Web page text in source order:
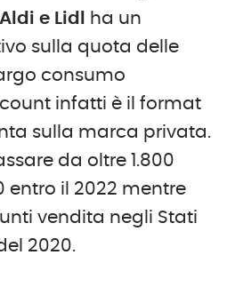
e Lidl
ha un
sulla quota delle
consumo
infatti è il format
sulla marca privata.
da oltre 1.800
entro il 2022 mentre
vendita negli Stati
2020.